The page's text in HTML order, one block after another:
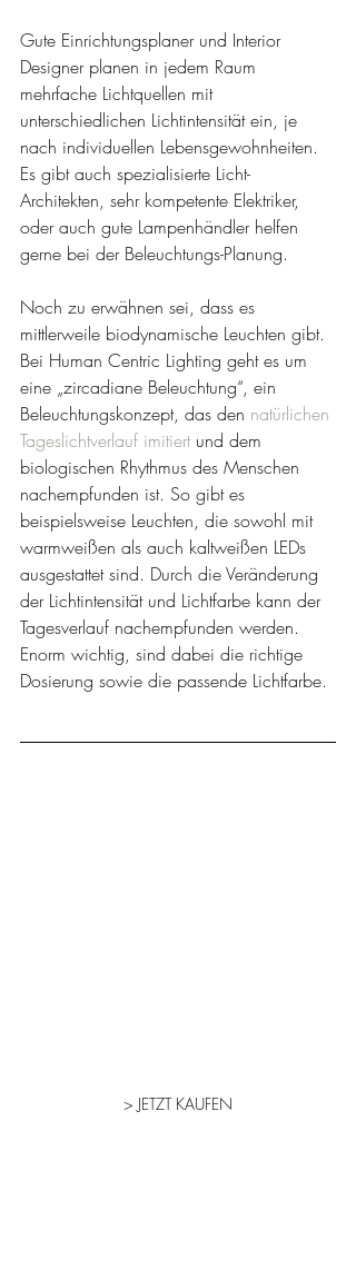
Gute Einrichtungsplaner und Interior
Designer planen in jedem Raum
mehrfache Lichtquellen mit
unterschiedlichen Lichtintensität ein, je
nach individuellen Lebensgewohnheiten.
Es gibt auch spezialisierte Licht-
Architekten, sehr kompetente Elektriker,
oder auch gute Lampenhändler helfen
gerne bei der Beleuchtungs-Planung.
Noch zu erwähnen sei, dass es
mittlerweile biodynamische Leuchten gibt.
Bei Human Centric Lighting geht es um
eine „zircadiane Beleuchtung“, ein
Beleuchtungskonzept, das den natürlichen
Tageslichtverlauf imitiert und dem
biologischen Rhythmus des Menschen
nachempfunden ist. So gibt es
beispielsweise Leuchten, die sowohl mit
warmweißen als auch kaltweißen LEDs
ausgestattet sind. Durch die Veränderung
der Lichtintensität und Lichtfarbe kann der
Tagesverlauf nachempfunden werden.
Enorm wichtig, sind dabei die richtige
Dosierung sowie die passende Lichtfarbe.
> JETZT KAUFEN